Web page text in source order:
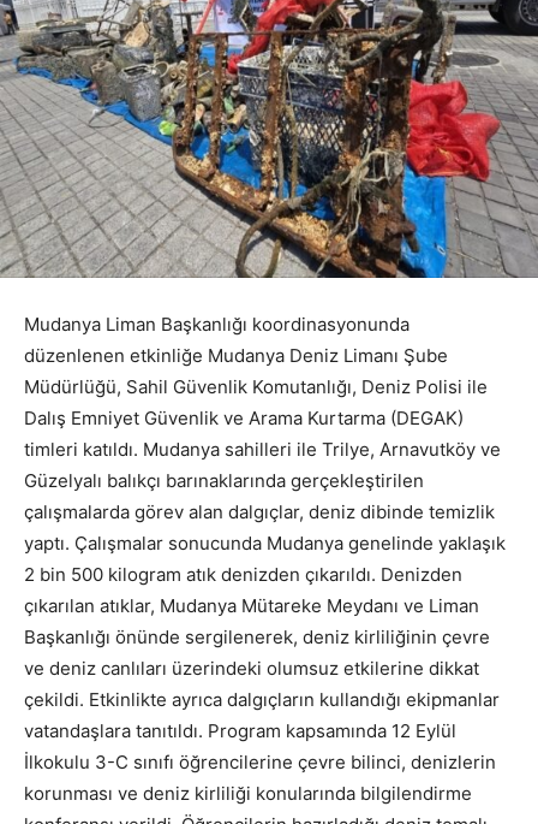
Mudanya Liman Başkanlığı koordinasyonunda
düzenlenen etkinliğe Mudanya Deniz Limanı Şube
Müdürlüğü, Sahil Güvenlik Komutanlığı, Deniz Polisi ile
Dalış Emniyet Güvenlik ve Arama Kurtarma (DEGAK)
timleri katıldı. Mudanya sahilleri ile Trilye, Arnavutköy ve
Güzelyalı balıkçı barınaklarında gerçekleştirilen
çalışmalarda görev alan dalgıçlar, deniz dibinde temizlik
yaptı. Çalışmalar sonucunda Mudanya genelinde yaklaşık
2 bin 500 kilogram atık denizden çıkarıldı. Denizden
çıkarılan atıklar, Mudanya Mütareke Meydanı ve Liman
Başkanlığı önünde sergilenerek, deniz kirliliğinin çevre
ve deniz canlıları üzerindeki olumsuz etkilerine dikkat
çekildi. Etkinlikte ayrıca dalgıçların kullandığı ekipmanlar
vatandaşlara tanıtıldı. Program kapsamında 12 Eylül
İlkokulu 3-C sınıfı öğrencilerine çevre bilinci, denizlerin
korunması ve deniz kirliliği konularında bilgilendirme